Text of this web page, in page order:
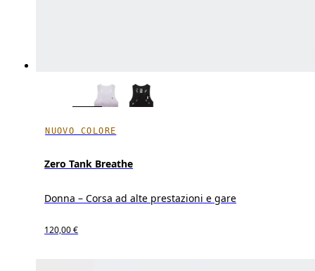
NUOVO COLORE
Zero Tank Breathe
Donna – Corsa ad alte prestazioni e gare
120,00 €